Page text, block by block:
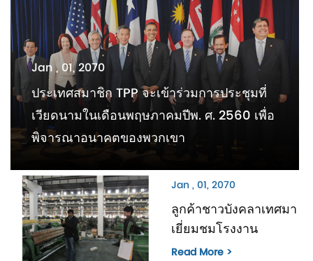
Jan , 01, 2070
ประเทศสมาชิก TPP จะเข้าร่วมการประชุมที่
เวียดนามในเดือนพฤษภาคมปีพ. ศ. 2560 เพื่อ
พิจารณาอนาคตของพวกเขา
Jan , 01, 2070
ลูกค้าชาวบังคลาเทศมา
เยี่ยมชมโรงงาน
Read More >